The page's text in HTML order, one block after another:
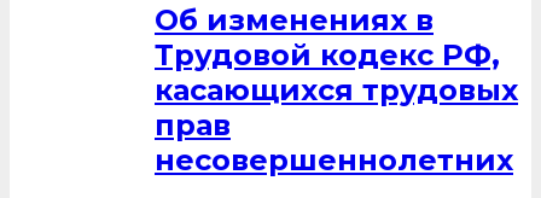
Об изменениях в
Трудовой кодекс РФ,
касающихся трудовых
прав
несовершеннолетних